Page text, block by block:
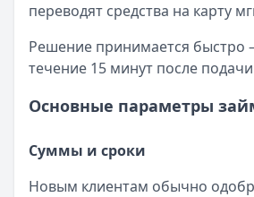
переводят средства на карту
Решение принимается
течение 15 минут после подачи
Основные параметры
Суммы и сроки
Новым клиентам обычно